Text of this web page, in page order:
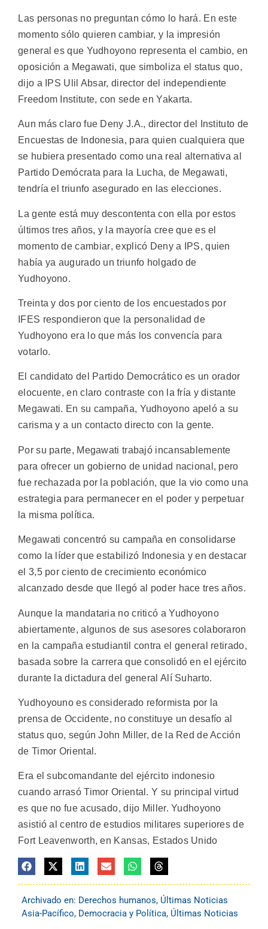
Las personas no preguntan cómo lo hará. En este
momento sólo quieren cambiar, y la impresión
general es que Yudhoyono representa el cambio, en
oposición a Megawati, que simboliza el status quo,
dijo a IPS Ulil Absar, director del independiente
Freedom Institute, con sede en Yakarta.
Aun más claro fue Deny J.A., director del Instituto de
Encuestas de Indonesia, para quien cualquiera que
se hubiera presentado como una real alternativa al
Partido Demócrata para la Lucha, de Megawati,
tendría el triunfo asegurado en las elecciones.
La gente está muy descontenta con ella por estos
últimos tres años, y la mayoría cree que es el
momento de cambiar, explicó Deny a IPS, quien
había ya augurado un triunfo holgado de
Yudhoyono.
Treinta y dos por ciento de los encuestados por
IFES respondieron que la personalidad de
Yudhoyono era lo que más los convencía para
votarlo.
El candidato del Partido Democrático es un orador
elocuente, en claro contraste con la fría y distante
Megawati. En su campaña, Yudhoyono apeló a su
carisma y a un contacto directo con la gente.
Por su parte, Megawati trabajó incansablemente
para ofrecer un gobierno de unidad nacional, pero
fue rechazada por la población, que la vio como una
estrategia para permanecer en el poder y perpetuar
la misma política.
Megawati concentró su campaña en consolidarse
como la líder que estabilizó Indonesia y en destacar
el 3,5 por ciento de crecimiento económico
alcanzado desde que llegó al poder hace tres años.
Aunque la mandataria no criticó a Yudhoyono
abiertamente, algunos de sus asesores colaboraron
en la campaña estudiantil contra el general retirado,
basada sobre la carrera que consolidó en el ejército
durante la dictadura del general Alí Suharto.
Yudhoyouno es considerado reformista por la
prensa de Occidente, no constituye un desafío al
status quo, según John Miller, de la Red de Acción
de Timor Oriental.
Era el subcomandante del ejército indonesio
cuando arrasó Timor Oriental. Y su principal virtud
es que no fue acusado, dijo Miller. Yudhoyono
asistió al centro de estudios militares superiores de
Fort Leavenworth, en Kansas, Estados Unido
Archivado en: Derechos humanos, Últimas Noticias
Asia-Pacífico, Democracia y Política, Últimas Noticias